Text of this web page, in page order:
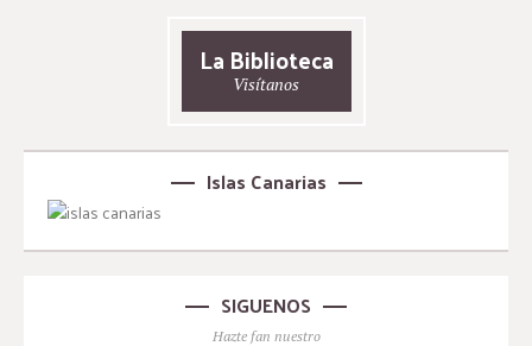
La Biblioteca
Visítanos
Islas Canarias
SIGUENOS
Hazte fan nuestro